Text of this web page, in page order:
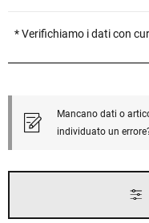
* Verifichiamo i dati con
Mancano dati o
individuato un